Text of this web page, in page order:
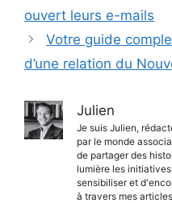
ouvert leurs e-mails
Votre guide
d’une relation du
Julien
Je suis Julien,
par le monde
de partager des
lumière les
sensibiliser et
à travers mes